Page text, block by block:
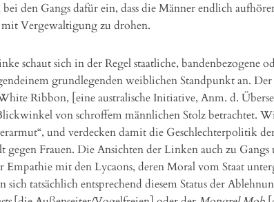
den Gangs dafür ein, dass die Männer endlich
Vergewaltigung zu drohen.
schaut sich in der Regel staatliche, bandenbezogene
grundlegenden weiblichen Standpunkt an.
Ribbon, [eine australische Initiative, Anm. d.
von schroffem männlichen Stolz betrachtet.
und verdecken damit die Geschlechterpolitik
gegen Frauen. Die Ansichten der Linken auch zu
Empathie mit den Lycaons, deren Moral vom Staat
sich tatsächlich entsprechend diesem Status der